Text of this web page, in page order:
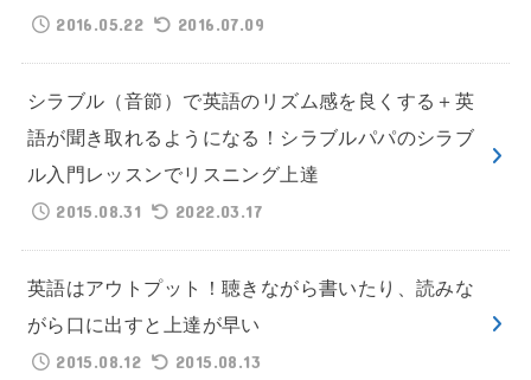
2016.05.22
2016.07.09
シラブル（音節）で英語のリズム感を良くする＋英
語が聞き取れるようになる！シラブルパパのシラブ
ル入門レッスンでリスニング上達
2015.08.31
2022.03.17
英語はアウトプット！聴きながら書いたり、読みな
がら口に出すと上達が早い
2015.08.12
2015.08.13